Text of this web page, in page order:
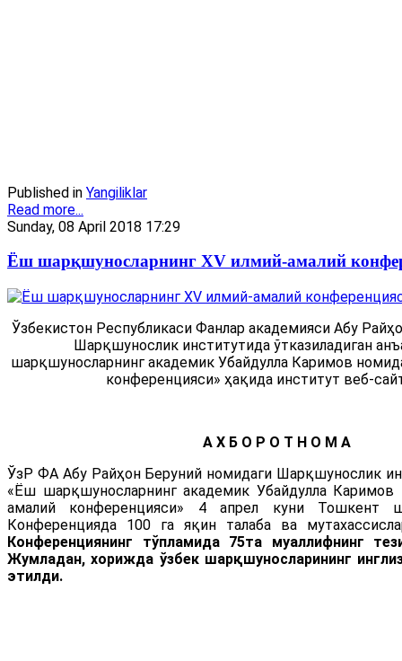
Published in Yangiliklar
Read more...
Sunday, 08 April 2018 17:29
Ёш шарқшуносларнинг ХV илмий-амалий
Ўзбекистон Республикаси Фанлар академияси Абу
Шарқшунослик институтида ўтказиладиган
шарқшуносларнинг академик Убайдулла Каримов
конференцияси» ҳақида институт веб-
А Х Б О Р О Т Н О М А
ЎзР ФА Абу Райҳон Беруний номидаги Шарқшунослик
«Ёш шарқшуносларнинг академик Убайдулла
амалий конференцияси» 4 апрел куни Тошкент
Конференцияда 100 га яқин талаба ва
Конференциянинг тўпламида 75та муаллифнинг
Жумладан, хорижда ўзбек шарқшуносларининг
этилди.